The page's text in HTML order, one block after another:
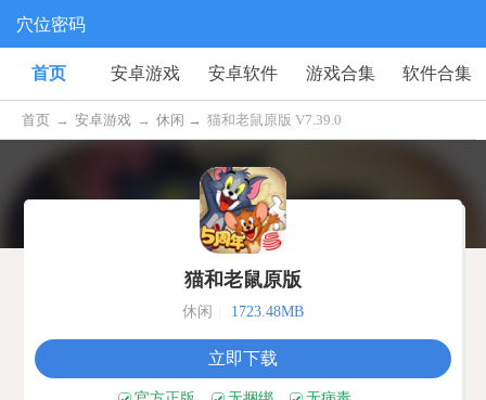
穴位密码
首页 安卓游戏 安卓软件 游戏合集 软件合集
首页 → 安卓游戏 → 休闲 → 猫和老鼠原版 V7.39.0
猫和老鼠原版
休闲 1723.48MB
立即下载